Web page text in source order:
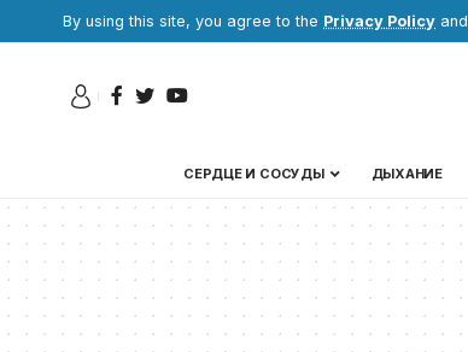
By using this site, you agree to the Privacy Policy and
СЕРДЦЕ И СОСУДЫ ДЫХАНИЕ